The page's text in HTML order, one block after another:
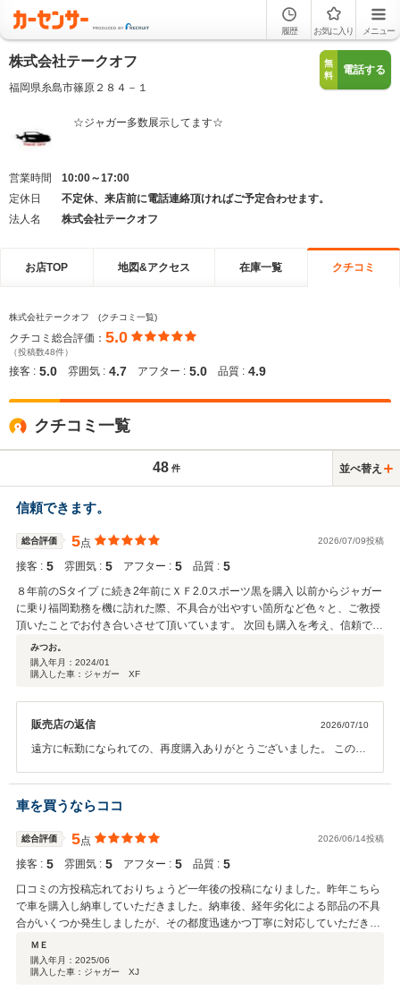
履歴 お気に入り メニュー
株式会社テークオフ
福岡県糸島市篠原２８４－１
無
料
電話する
☆ジャガー多数展示してます☆
営業時間
10:00～17:00
定休日
不定休、来店前に電話連絡頂ければご予定合わせます。
法人名
株式会社テークオフ
お店TOP 地図&アクセス 在庫一覧 クチコミ
株式会社テークオフ (クチコミ一覧)
クチコミ総合評価： 5.0
（投稿数48件）
接客 : 5.0 雰囲気 : 4.7 アフター : 5.0 品質 : 4.9
クチコミ一覧
48 件 並べ替え
信頼できます。
総合評価 5点 2026/07/09投稿
接客 : 5 雰囲気 : 5 アフター : 5 品質 : 5
８年前のSタイプ に続き2年前にＸＦ2.0スポーツ黒を購入 以前からジャガー
に乗り福岡勤務を機に訪れた際、不具合が出やすい箇所など色々と、ご教授
頂いたことでお付き合いさせて頂いています。 次回も購入を考え、信頼でき
るお店として、お勧めできます。
みつお。
購入年月： 2024/01
購入した車：ジャガー XF
販売店の返信 2026/07/10
遠方に転勤になられての、再度購入ありがとうございました。 このご
車を買うならココ
総合評価 5点 2026/06/14投稿
接客 : 5 雰囲気 : 5 アフター : 5 品質 : 5
口コミの方投稿忘れておりちょうど一年後の投稿になりました。昨年こちら
で車を購入し納車していただきました。納車後、経年劣化による部品の不具
合がいくつか発生しましたが、その都度迅速かつ丁寧に対応していただき、
とても安心できました。修理の際には代車もご用意いただき、大変助かりま
した。社長、整備士のお二人はジャガーに関する知識が豊富で、気になる点
についても分かりやすく説明してくださり、信頼してお任せすることができ
ＭＥ
購入年月： 2025/06
購入した車：ジャガー XJ